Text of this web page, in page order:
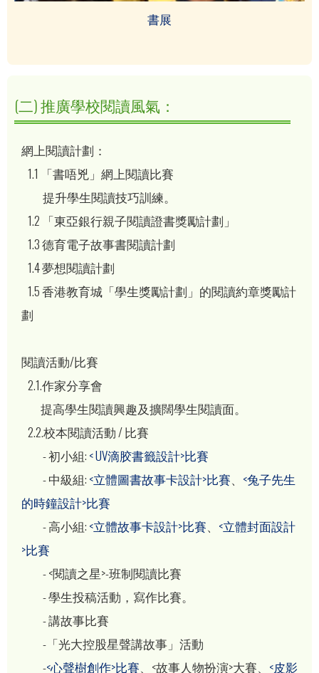
書展
(二) 推廣學校閱讀風氣：
網上閱讀計劃：
1.1 「書唔兇」網上閱讀比賽
提升學生閱讀技巧訓練。
1.2 「東亞銀行親子閱讀證書獎勵計劃」
1.3 德育電子故事書閱讀計劃
1.4 夢想閱讀計劃
1.5 香港教育城「學生獎勵計劃」的閱讀約章獎勵計
劃
閱讀活動/比賽
2.1.作家分享會
提高學生閱讀興趣及擴闊學生閱讀面。
2.2.校本閱讀活動 / 比賽
- 初小組: < UV滴胶書籤設計>比賽
- 中級組: <立體圖書故事卡設計>比賽、 <兔子先生
的時鐘設計>比賽
- 高小組: <立體故事卡設計>比賽、 <立體封面設計
>比賽
- <閱讀之星>-班制閱讀比賽
- 學生投稿活動，寫作比賽。
- 講故事比賽
-「光大控股星聲講故事」活動
-<心聲樹創作>比賽、<故事人物扮演>大賽、 <皮影